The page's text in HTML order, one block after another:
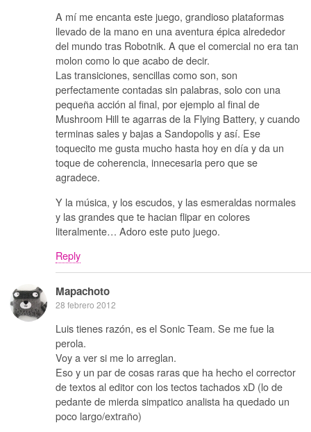
A mí me encanta este juego, grandioso plataformas
llevado de la mano en una aventura épica alrededor
del mundo tras Robotnik. A que el comercial no era tan
molon como lo que acabo de decir.
Las transiciones, sencillas como son, son
perfectamente contadas sin palabras, solo con una
pequeña acción al final, por ejemplo al final de
Mushroom Hill te agarras de la Flying Battery, y cuando
terminas sales y bajas a Sandopolis y así. Ese
toquecito me gusta mucho hasta hoy en día y da un
toque de coherencia, innecesaria pero que se
agradece.
Y la música, y los escudos, y las esmeraldas normales
y las grandes que te hacian flipar en colores
literalmente… Adoro este puto juego.
Reply
Mapachoto
28 febrero 2012
Luis tienes razón, es el Sonic Team. Se me fue la
perola.
Voy a ver si me lo arreglan.
Eso y un par de cosas raras que ha hecho el corrector
de textos al editor con los tectos tachados xD (lo de
pedante de mierda simpatico analista ha quedado un
poco largo/extraño)